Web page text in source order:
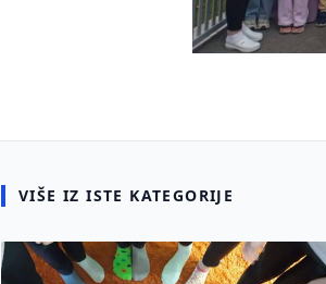
VIŠE IZ ISTE KATEGORIJE